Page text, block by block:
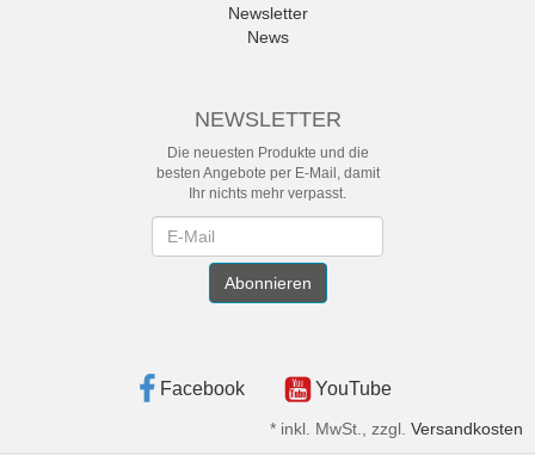
Newsletter
News
NEWSLETTER
Die neuesten Produkte und die
besten Angebote per E-Mail, damit
Ihr nichts mehr verpasst.
Abonnieren
Facebook YouTube
* inkl. MwSt., zzgl. Versandkosten